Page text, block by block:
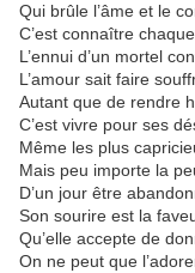
Qui brûle l’âme et le
C’est connaître
L’ennui d’un mortel
L’amour sait faire
Autant que de rendre
C’est vivre pour ses
Même les plus
Mais peu importe la
D’un jour être
Son sourire est la
Qu’elle accepte de
On ne peut que